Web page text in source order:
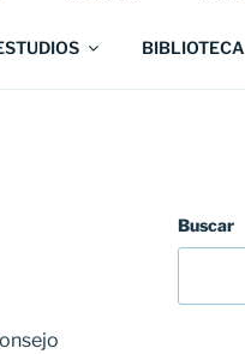
BIBLIOTECA
Buscar